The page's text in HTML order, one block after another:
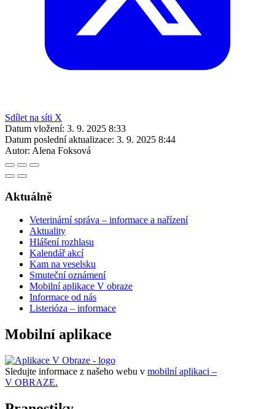
Sdílet na síti X
Datum vložení: 3. 9. 2025 8:33
Datum poslední aktualizace: 3. 9. 2025 8:44
Autor: Alena Foksová
Aktuálně
Veterinární správa – informace a nařízení
Aktuality
Hlášení rozhlasu
Kalendář akcí
Kam na veselsku
Smuteční oznámení
Mobilní aplikace V obraze
Informace od nás
Listerióza – informace
Mobilní aplikace
Sledujte informace z našeho webu v mobilní aplikaci –
V OBRAZE.